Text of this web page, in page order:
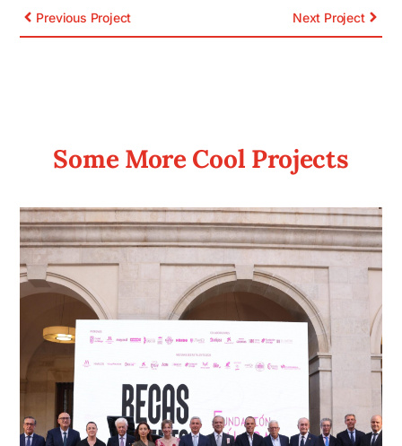
Previous Project Next Project
Some More Cool Projects